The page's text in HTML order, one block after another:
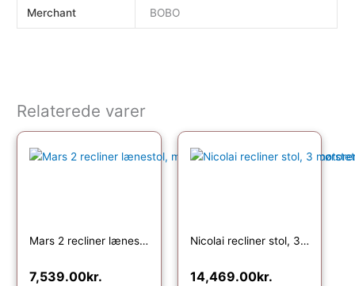
Merchant BOBO
Relaterede varer
Mars 2 recliner lænestol, manuel – sort kunstlæder og børstet aluminium
7,539.00kr.
Nicolai recliner stol, 3 motorer, armlæn, vippefunktion, fodskammel – cognac semianilin læder, metal
14,469.00kr.